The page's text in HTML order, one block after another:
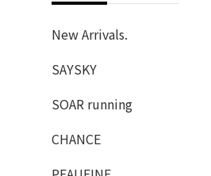
New Arrivals.
SAYSKY
SOAR running
CHANCE